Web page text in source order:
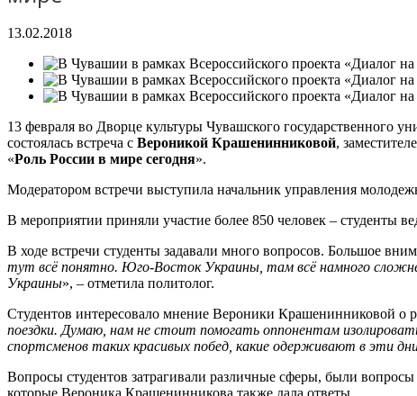
13.02.2018
13 февраля во Дворце культуры Чувашского государственного
состоялась встреча c Вероникой Крашенинниковой,
«Роль России в мире сегодня».
Модератором встречи выступила начальник управления
В мероприятии приняли участие более 850 человек – студенты
В ходе встречи студенты задавали много вопросов. Большое
тут всё понятно. Юго-Восток Украины, там всё намного
Украины», – отметила политолог.
Студентов интересовало мнение Вероники Крашенинниковой о
поездки. Думаю, нам не стоит помогать оппонентам
спортсменов таких красивых побед, какие одерживают в эти
Вопросы студентов затрагивали различные сферы, были